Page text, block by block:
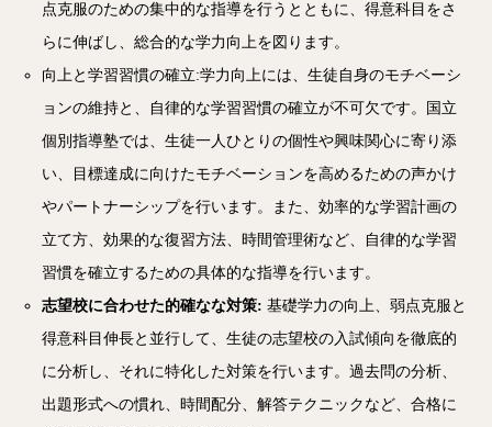
点克服のための集中的な指導を行うとともに、得意科目をさ
らに伸ばし、総合的な学力向上を図ります。
向上と学習習慣の確立:学力向上には、生徒自身のモチベーシ
ョンの維持と、自律的な学習習慣の確立が不可欠です。国立
個別指導塾では、生徒一人ひとりの個性や興味関心に寄り添
い、目標達成に向けたモチベーションを高めるための声かけ
やパートナーシップを行います。また、効率的な学習計画の
立て方、効果的な復習方法、時間管理術など、自律的な学習
習慣を確立するための具体的な指導を行います。
志望校に合わせた的確なな対策: 基礎学力の向上、弱点克服と
得意科目伸長と並行して、生徒の志望校の入試傾向を徹底的
に分析し、それに特化した対策を行います。過去問の分析、
出題形式への慣れ、時間配分、解答テクニックなど、合格に